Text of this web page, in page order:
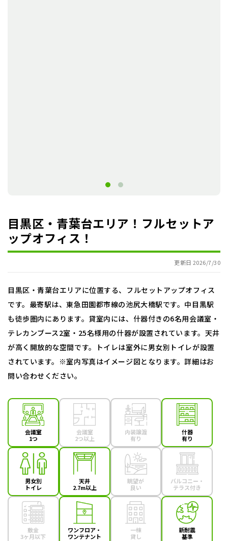
目黒区・青葉台エリア！フルセットア
ップオフィス！
更新日 2026/7/30
目黒区・青葉台エリアに位置する、フルセットアップオフィス
です。最寄駅は、東急田園都市線の池尻大橋駅です。中目黒駅
も徒歩圏内にあります。貸室内には、什器付きの6名用会議室・
テレカンブース2室・25名様用の什器が設置されています。天井
が高く開放的な空間です。トイレは室外に男女別トイレが設置
されています。※室内写真はイメージ図となります。詳細はお
問い合わせください。
会議室
1つ
会議室
2つ以上
内装譲渡
有り
什器
有り
男女別
トイレ
天井
2.7m以上
眺望が
良い
バルコニー・
テラス付き
敷金
3ヶ月以下
ワンフロア・
ワンテナント
一棟
貸し
新耐震
基準